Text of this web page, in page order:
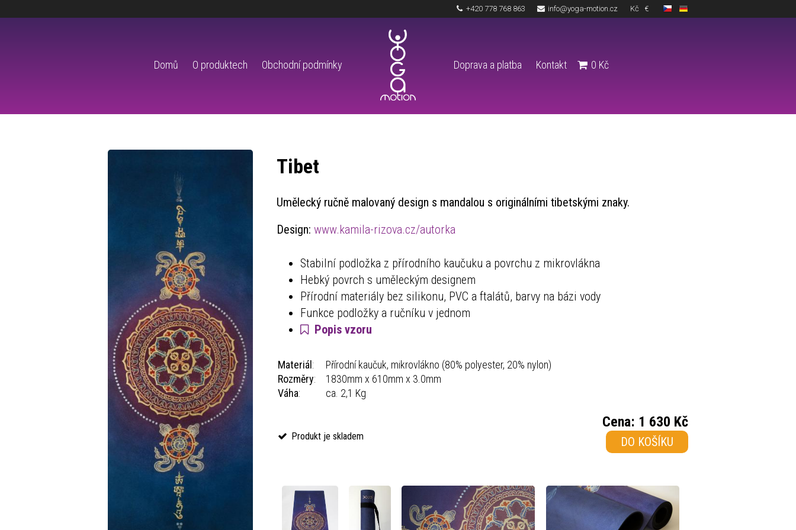
+420 778 768 863 info@yoga-motion.cz Kč €
Domů O produktech Obchodní podmínky Doprava a platba Kontakt 0 Kč
Tibet
Umělecký ručně malovaný design s mandalou s originálními tibetskými znaky.
Design: www.kamila-rizova.cz/autorka
Stabilní podložka z přírodního kaučuku a povrchu z mikrovlákna
Hebký povrch s uměleckým designem
Přírodní materiály bez silikonu, PVC a ftalátů, barvy na bázi vody
Funkce podložky a ručníku v jednom
Popis vzoru
Materiál :
Přírodní kaučuk, mikrovlákno (80% polyester, 20% nylon)
Rozměry:
1830mm x 610mm x 3.0mm
Váha: ca. 2,1 Kg
Cena: 1 630 Kč
DO KOŠÍKU
Produkt je skladem